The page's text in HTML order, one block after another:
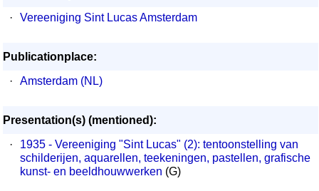
·
Vereeniging Sint Lucas Amsterdam
Publicationplace:
·
Amsterdam (NL)
Presentation(s) (mentioned):
·
1935 - Vereeniging "Sint Lucas" (2): tentoonstelling van
schilderijen, aquarellen, teekeningen, pastellen, grafische
kunst- en beeldhouwwerken (G)